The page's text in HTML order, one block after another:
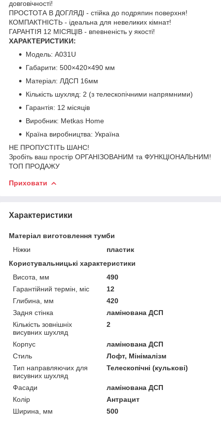
довговічності!
ПРОСТОТА В ДОГЛЯДІ - стійка до подряпин поверхня!
КОМПАКТНІСТЬ - ідеальна для невеликих кімнат!
ГАРАНТІЯ 12 МІСЯЦІВ - впевненість у якості!
ХАРАКТЕРИСТИКИ:
Модель: А031U
Габарити: 500×420×490 мм
Матеріал: ЛДСП 16мм
Кількість шухляд: 2 (з телескопічними напрямними)
Гарантія: 12 місяців
Виробник: Metkas Home
Країна виробництва: Україна
НЕ ПРОПУСТІТЬ ШАНС!
Зробіть ваш простір ОРГАНІЗОВАНИМ та ФУНКЦІОНАЛЬНИМ!
ТОП ПРОДАЖУ
Приховати
Характеристики
Матеріал виготовлення тумби
Ніжки
пластик
Користувальницькі характеристики
Висота, мм
490
Гарантійний термін, міс
12
Глибина, мм
420
Задня стінка
ламінована ДСП
Кількість зовнішніх
висувних шухляд
2
Корпус
ламінована ДСП
Стиль
Лофт, Мінімалізм
Тип направляючих для
висувних шухляд
Телескопічні (кулькові)
Фасади
ламінована ДСП
Колір
Антрацит
Ширина, мм
500